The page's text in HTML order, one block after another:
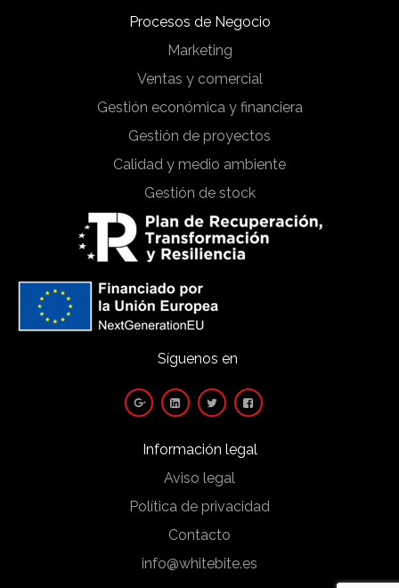
Procesos de Negocio
Marketing
Ventas y comercial
Gestión económica y financiera
Gestión de proyectos
Calidad y medio ambiente
Gestión de stock
Síguenos en
Información legal
Aviso legal
Política de privacidad
Contacto
info@whitebite.es